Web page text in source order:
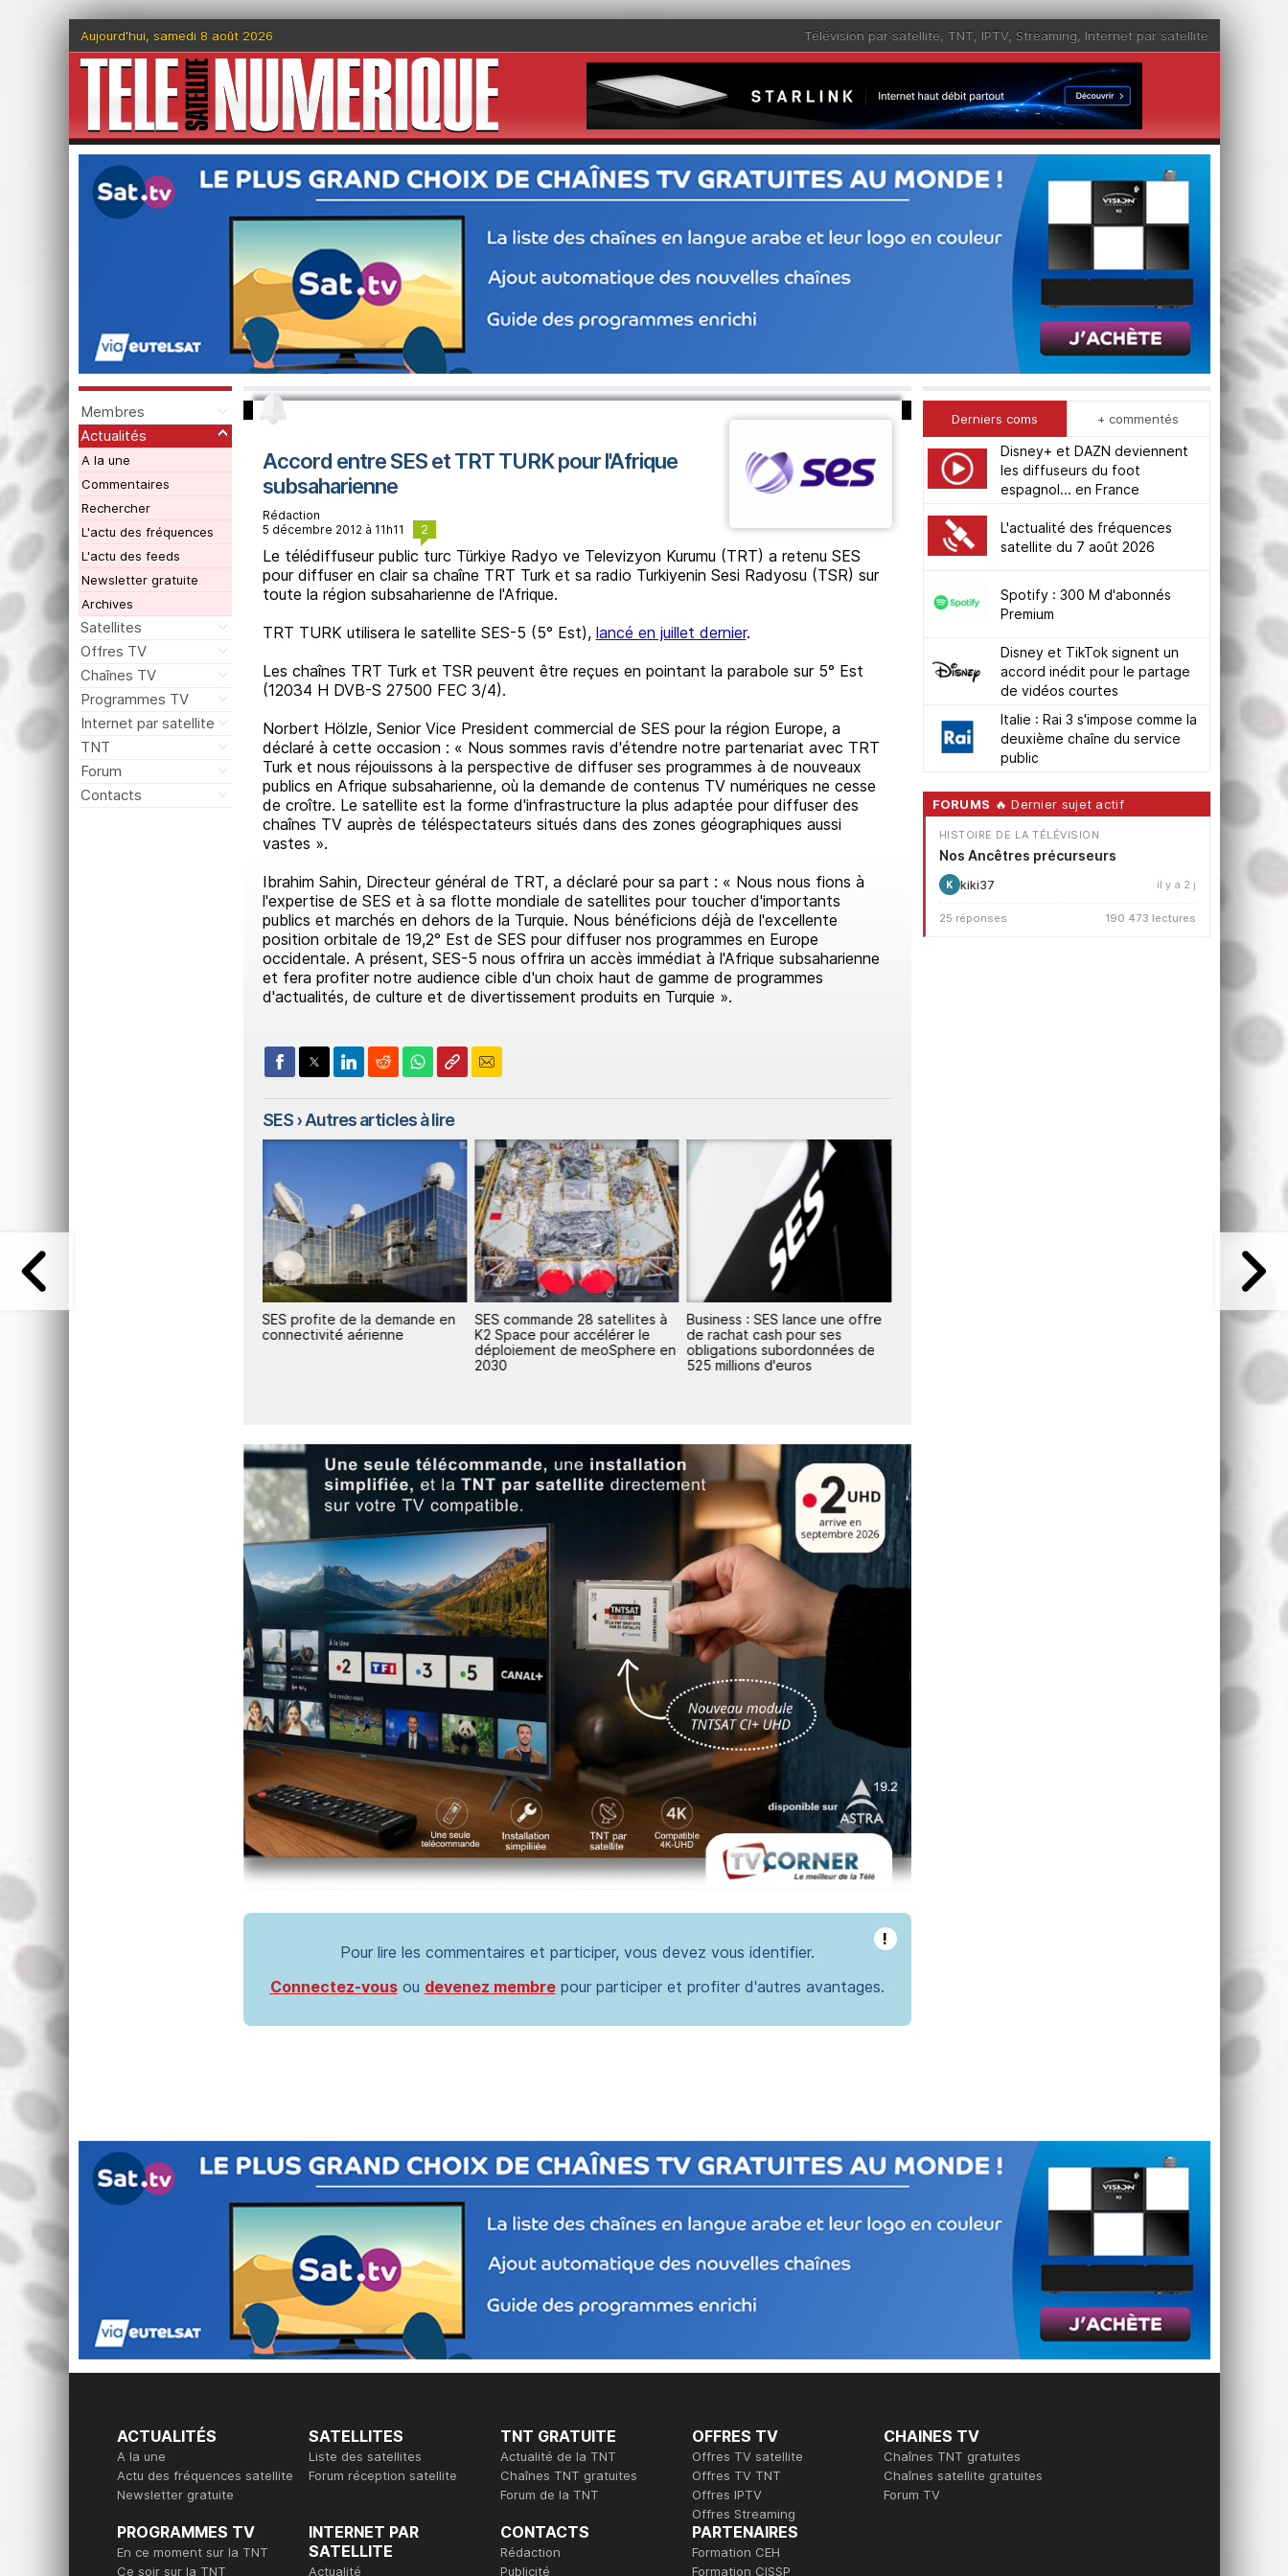
Aujourd'hui, samedi 8 août 2026 Télévision par satellite, TNT, IPTV, Streaming, Internet par satellite
Membres
Actualités
A la une
Commentaires
Rechercher
L'actu des fréquences
L'actu des feeds
Newsletter gratuite
Archives
Satellites
Offres TV
Chaînes TV
Programmes TV
Internet par satellite
TNT
Forum
Contacts
Accord entre SES et TRT TURK pour l'Afrique
subsaharienne
Rédaction
5 décembre 2012 à 11h11
2
Le télédiffuseur public turc Türkiye Radyo ve Televizyon Kurumu (TRT) a retenu SES
pour diffuser en clair sa chaîne TRT Turk et sa radio Turkiyenin Sesi Radyosu (TSR) sur
toute la région subsaharienne de l'Afrique.
TRT TURK utilisera le satellite SES-5 (5° Est), lancé en juillet dernier.
Les chaînes TRT Turk et TSR peuvent être reçues en pointant la parabole sur 5° Est
(12034 H DVB-S 27500 FEC 3/4).
Norbert Hölzle, Senior Vice President commercial de SES pour la région Europe, a
déclaré à cette occasion : « Nous sommes ravis d'étendre notre partenariat avec TRT
Turk et nous réjouissons à la perspective de diffuser ses programmes à de nouveaux
publics en Afrique subsaharienne, où la demande de contenus TV numériques ne cesse
de croître. Le satellite est la forme d'infrastructure la plus adaptée pour diffuser des
chaînes TV auprès de téléspectateurs situés dans des zones géographiques aussi
vastes ».
Ibrahim Sahin, Directeur général de TRT, a déclaré pour sa part : « Nous nous fions à
l'expertise de SES et à sa flotte mondiale de satellites pour toucher d'importants
publics et marchés en dehors de la Turquie. Nous bénéficions déjà de l'excellente
position orbitale de 19,2° Est de SES pour diffuser nos programmes en Europe
occidentale. A présent, SES-5 nous offrira un accès immédiat à l'Afrique subsaharienne
et fera profiter notre audience cible d'un choix haut de gamme de programmes
d'actualités, de culture et de divertissement produits en Turquie ».
SES› Autres articles à lire
SES profite de la demande en
connectivité aérienne
SES commande 28 satellites à
K2 Space pour accélérer le
déploiement de meoSphere en
2030
Business : SES lance une offre
de rachat cash pour ses
obligations subordonnées de
525 millions d'euros
SES : « L'espace est un
!
Pour lire les commentaires et participer, vous devez vous identifier.
Connectez-vousou devenez membrepour participer et profiter d'autres avantages.
Derniers coms + commentés
Disney+ et DAZN deviennent
les diffuseurs du foot
espagnol... en France
L'actualité des fréquences
satellite du 7 août 2026
Spotify : 300 M d'abonnés
Premium
Disney et TikTok signent un
accord inédit pour le partage
de vidéos courtes
Italie : Rai 3 s'impose comme la
deuxième chaîne du service
public
FORUMS 🔥 Dernier sujet actif
HISTOIRE DE LA TÉLÉVISION
Nos Ancêtres précurseurs
K kiki37 il y a 2 j
25 réponses 190 473 lectures
ACTUALITÉS
A la une
Actu des fréquences satellite
Newsletter gratuite
SATELLITES
Liste des satellites
Forum réception satellite
TNT GRATUITE
Actualité de la TNT
Chaînes TNT gratuites
Forum de la TNT
OFFRES TV
Offres TV satellite
Offres TV TNT
Offres IPTV
Offres Streaming
CHAINES TV
Chaînes TNT gratuites
Chaînes satellite gratuites
Forum TV
PROGRAMMES TV
En ce moment sur la TNT
Ce soir sur la TNT
INTERNET PAR
SATELLITE
Actualité
CONTACTS
Rédaction
Publicité
PARTENAIRES
Formation CEH
Formation CISSP